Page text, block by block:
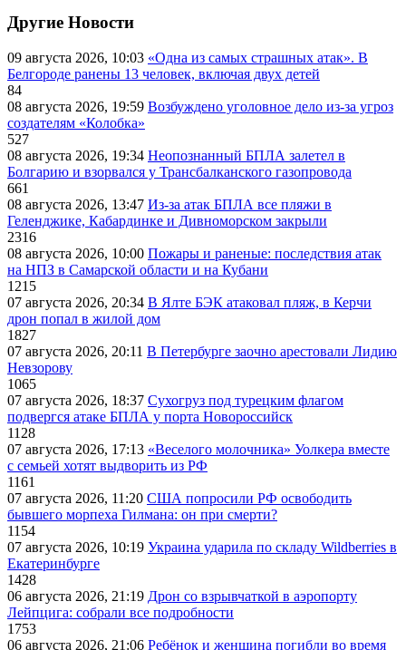
Другие Новости
09 августа 2026, 10:03 «Одна из самых страшных атак». В
Белгороде ранены 13 человек, включая двух детей
84
08 августа 2026, 19:59 Возбуждено уголовное дело из-за угроз
создателям «Колобка»
527
08 августа 2026, 19:34 Неопознанный БПЛА залетел в
Болгарию и взорвался у Трансбалканского газопровода
661
08 августа 2026, 13:47 Из-за атак БПЛА все пляжи в
Геленджике, Кабардинке и Дивноморском закрыли
2316
08 августа 2026, 10:00 Пожары и раненые: последствия атак
на НПЗ в Самарской области и на Кубани
1215
07 августа 2026, 20:34 В Ялте БЭК атаковал пляж, в Керчи
дрон попал в жилой дом
1827
07 августа 2026, 20:11 В Петербурге заочно арестовали Лидию
Невзорову
1065
07 августа 2026, 18:37 Сухогруз под турецким флагом
подвергся атаке БПЛА у порта Новороссийск
1128
07 августа 2026, 17:13 «Веселого молочника» Уолкера вместе
с семьей хотят выдворить из РФ
1161
07 августа 2026, 11:20 США попросили РФ освободить
бывшего морпеха Гилмана: он при смерти?
1154
07 августа 2026, 10:19 Украина ударила по складу Wildberries в
Екатеринбурге
1428
06 августа 2026, 21:19 Дрон со взрывчаткой в аэропорту
Лейпцига: собрали все подробности
1753
06 августа 2026, 21:06 Ребёнок и женщина погибли во время